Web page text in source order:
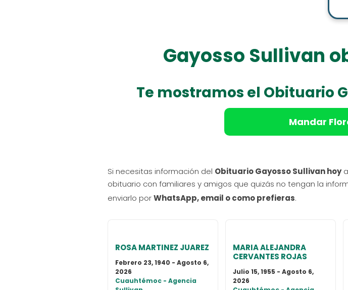
Gayosso Sullivan
Te mostramos el Obituario
Mandar
Si necesitas información del Obituario Gayosso Sullivan hoy
obituario con familiares y amigos que quizás no tengan la
enviarlo porWhatsApp, email o como prefieras.
ROSA MARTINEZ JUAREZ
Febrero 23, 1940 - Agosto 6,
2026
Cuauhtémoc - Agencia
MARIA ALEJANDRA
CERVANTES ROJAS
Julio 15, 1955 - Agosto 6,
2026